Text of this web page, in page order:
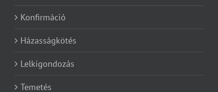
Konfirmáció
Házasságkötés
Lelkigondozás
Temetés